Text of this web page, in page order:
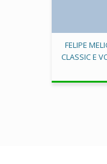
FELIPE
CLASSIC E